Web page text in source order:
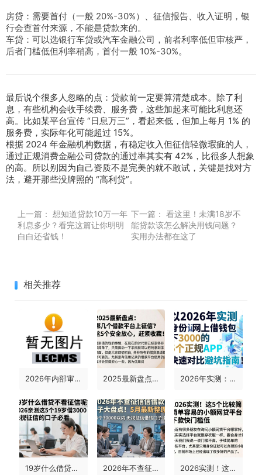
房贷：需要首付（一般 20%-30%）、征信报告、收入证明，银
行会查首付来源，不能是贷款来的。
车贷：可以选银行车贷或汽车金融公司，前者利率低但审核严，
后者门槛低但利率稍高，首付一般 10%-30%。
最后说个很多人忽略的点：贷款前一定要算清楚成本。除了利
息，有些机构会收手续费、服务费，这些加起来可能比利息还
高。比如某平台宣传 “日息万三”，看起来低，但加上每月 1% 的
服务费，实际年化可能超过 15%。
根据 2024 年金融机构数据，有稳定收入但征信轻微瑕疵的人，
通过正规消费金融公司贷款的通过率其实有 42%，比很多人想象
的高。所以别因为自己资质不是完美的就不敢试，关键是找对方
法，避开那些没牌照的 “高利贷”。
上一篇： 想知道贷款10万一年
利息多少？看完这篇让你明明
白白还省钱！
下一篇： 看这里！未满18岁不
能贷款该怎么解决用钱问题？
实用办法都在这了
相关推荐
2026年内部审批方案流出！这5个2000借款平台对资质要求不高，堪称比较容易借的贷款软件 2025最新盘点：哪几个借款平台上征信？这5个安全放心，赶紧收藏！ 2026年实测：身份证网上借钱包下3000的5个正规APP，快速对比避坑指南！
19岁什么借贷不看征信呢？2026亲测这5个19岁借3000无视征信的口子必看 2026年不查征信借款口子大盘点！5月最新整理，这5个30000以内无视征信借钱口子速看 2026实测！这5个比较简单容易的小额网贷平台，下款快门槛低